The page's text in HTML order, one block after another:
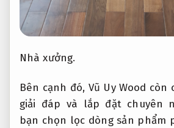
Nhà xưởng.
Bên cạnh đó, Vũ Uy Wood còn
giải đáp và lắp đặt chuyên
bạn chọn lọc dòng sản phẩm